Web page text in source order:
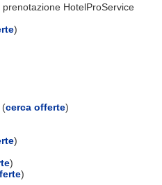
HotelProService
)
(cerca offerte)
)
)
)